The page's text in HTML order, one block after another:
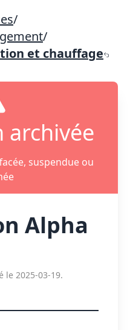
/
/
et chauffage
suspendue ou
Alpha
le 2025-03-19.